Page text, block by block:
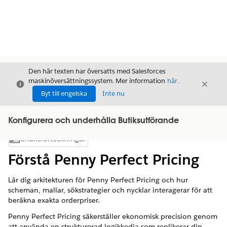
Stäng
Den här texten har översatts med Salesforces
maskinöversättningssystem. Mer information här.
Byt till engelska
Inte nu
Stäng
Konfigurera och underhålla Butiksutförande
Visa innehållsförteckning
Innehållsförteckningar
Förstå Penny Perfect Pricing
Lär dig arkitekturen för Penny Perfect Pricing och hur
scheman, mallar, sökstrategier och nycklar interagerar för att
beräkna exakta orderpriser.
Penny Perfect Pricing säkerställer ekonomisk precision genom